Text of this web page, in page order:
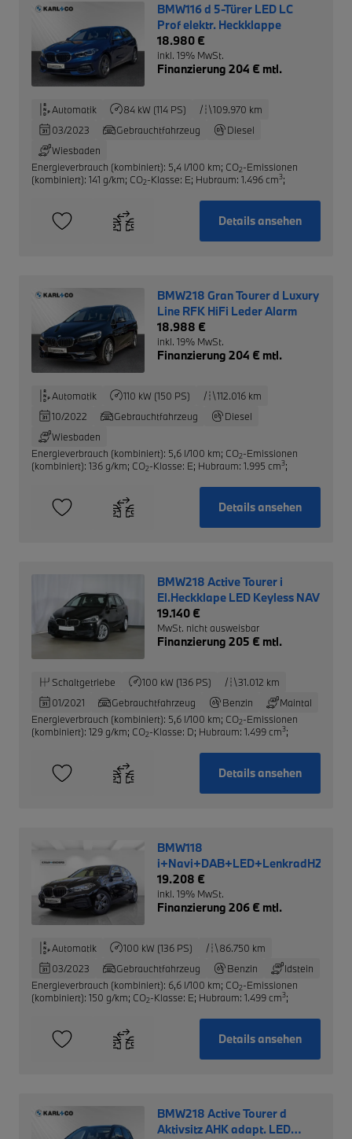
BMW116 d 5-Türer LED LC
Prof elektr. Heckklappe
18.980 €
inkl. 19% MwSt.
Finanzierung 204 € mtl.
Automatik 84 kW (114 PS)
109.970 km
03/2023
Gebrauchtfahrzeug
Diesel
Wiesbaden
Energieverbrauch (kombiniert): 5,4 l/100 km; CO2-Emissionen
(kombiniert): 141 g/km; CO2-Klasse: E; Hubraum: 1.496 cm3;
Details ansehen
BMW218 Gran Tourer d Luxury
Line RFK HiFi Leder Alarm
18.988 €
inkl. 19% MwSt.
Finanzierung 204 € mtl.
Automatik 110 kW (150 PS)
112.016 km
10/2022
Gebrauchtfahrzeug
Diesel
Wiesbaden
Energieverbrauch (kombiniert): 5,6 l/100 km; CO2-Emissionen
(kombiniert): 136 g/km; CO2-Klasse: E; Hubraum: 1.995 cm3;
Details ansehen
BMW218 Active Tourer i
El.Heckklape LED Keyless NAV
19.140 €
MwSt. nicht ausweisbar
Finanzierung 205 € mtl.
Schaltgetriebe 100 kW (136 PS)
31.012 km
01/2021
Gebrauchtfahrzeug Benzin
Maintal
Energieverbrauch (kombiniert): 5,6 l/100 km; CO2-Emissionen
(kombiniert): 129 g/km; CO2-Klasse: D; Hubraum: 1.499 cm3;
Details ansehen
BMW118
19.208 €
inkl. 19% MwSt.
Finanzierung 206 € mtl.
Automatik 100 kW (136 PS)
86.750 km
03/2023
Gebrauchtfahrzeug Benzin
Idstein
Energieverbrauch (kombiniert): 6,6 l/100 km; CO2-Emissionen
(kombiniert): 150 g/km; CO2-Klasse: E; Hubraum: 1.499 cm3;
Details ansehen
BMW218 Active Tourer d
Aktivsitz AHK adapt. LED